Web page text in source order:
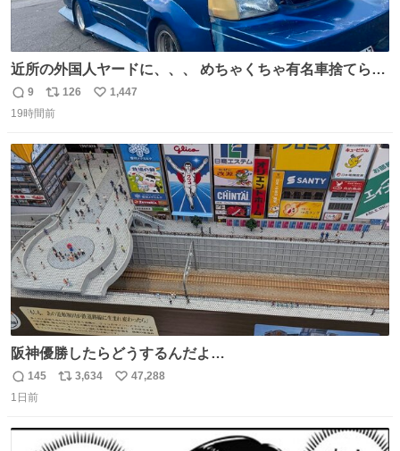
近所の外国人ヤードに、、、 めちゃくちゃ有名車捨てられ
てました😭 外装ぼろぼろだし、、 中も何にも残ってない
し、、 可哀想に😢😢 今まで数十年お疲れ様でした、、 #バ
返
信
9
リ
ポ
ト
数
126
い
数
1,447
19時間前
阪神優勝したらどうするんだよ…
返
信
145
リ
ト
3,634
い
数
47,288
1日前